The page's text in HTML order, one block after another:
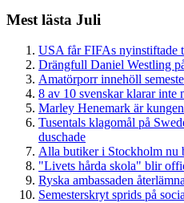
Mest lästa Juli
USA får FIFAs nyinstiftade
Drängfull Daniel Westling
Amatörporr innehöll
8 av 10 svenskar klarar inte
Marley Henemark är
Tusentals klagomål på
duschade
Alla butiker i Stockholm nu
"Livets hårda skola" blir
Ryska ambassaden
Semesterskryt sprids på